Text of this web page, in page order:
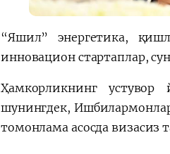
“Яшил” энергетика,
инновацион стартаплар,
Ҳамкорликнинг
шунингдек,
томонлама асосда